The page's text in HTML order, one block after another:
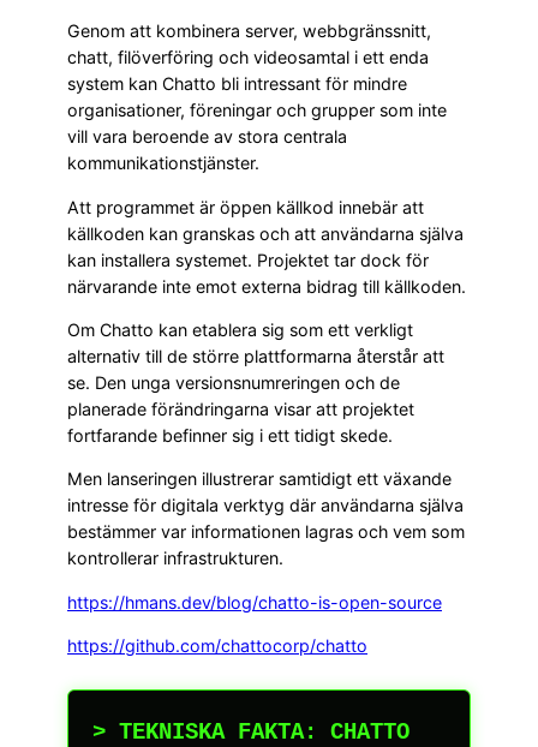
Genom att kombinera server, webbgränssnitt,
chatt, filöverföring och videosamtal i ett enda
system kan Chatto bli intressant för mindre
organisationer, föreningar och grupper som inte
vill vara beroende av stora centrala
kommunikationstjänster.
Att programmet är öppen källkod innebär att
källkoden kan granskas och att användarna själva
kan installera systemet. Projektet tar dock för
närvarande inte emot externa bidrag till källkoden.
Om Chatto kan etablera sig som ett verkligt
alternativ till de större plattformarna återstår att
se. Den unga versionsnumreringen och de
planerade förändringarna visar att projektet
fortfarande befinner sig i ett tidigt skede.
Men lanseringen illustrerar samtidigt ett växande
intresse för digitala verktyg där användarna själva
bestämmer var informationen lagras och vem som
kontrollerar infrastrukturen.
https://hmans.dev/blog/chatto-is-open-source
https://github.com/chattocorp/chatto
> TEKNISKA FAKTA: CHATTO